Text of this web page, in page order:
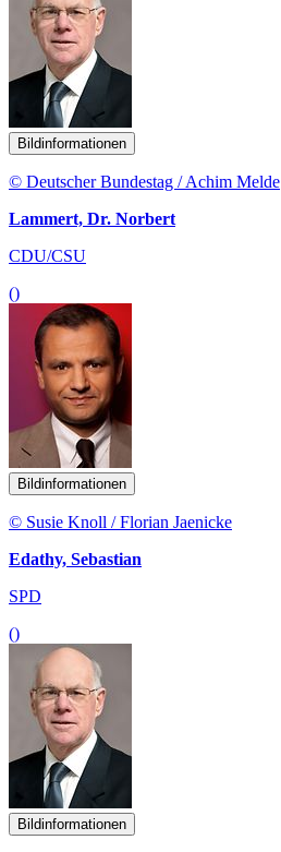
Bildinformationen
© Deutscher Bundestag / Achim Melde
Lammert, Dr. Norbert
CDU/CSU
()
Bildinformationen
© Susie Knoll / Florian Jaenicke
Edathy, Sebastian
SPD
()
Bildinformationen